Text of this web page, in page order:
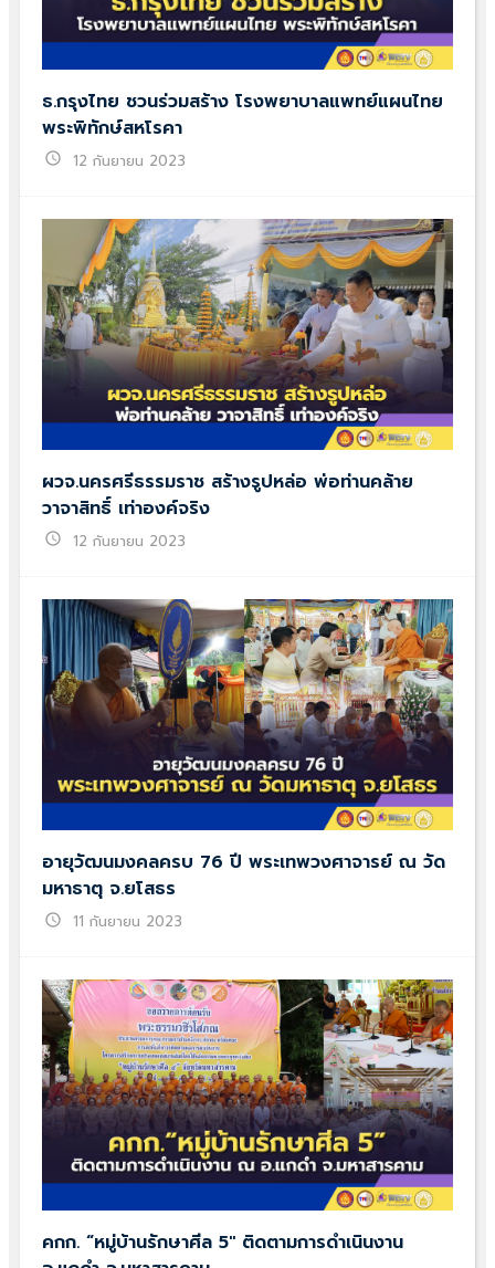
ธ.กรุงไทย ชวนร่วมสร้าง โรงพยาบาลแพทย์แผนไทย
พระพิทักษ์สหโรคา
schedule 12 กันยายน 2023
ผวจ.นครศรีธรรมราช สร้างรูปหล่อ พ่อท่านคล้าย
วาจาสิทธิ์ เท่าองค์จริง
schedule 12 กันยายน 2023
อายุวัฒนมงคลครบ 76 ปี พระเทพวงศาจารย์ ณ วัด
มหาธาตุ จ.ยโสธร
schedule 11 กันยายน 2023
คกก. “หมู่บ้านรักษาศีล 5″ ติดตามการดำเนินงาน